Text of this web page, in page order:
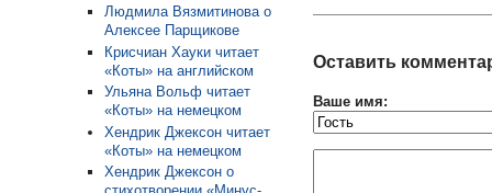
Людмила Вязмитинова о
Алексее Парщикове
Крисчиан Хауки читает
«Коты» на английском
Ульяна Вольф читает
«Коты» на немецком
Хендрик Джексон читает
«Коты» на немецком
Хендрик Джексон о
Оставить
Ваше имя: